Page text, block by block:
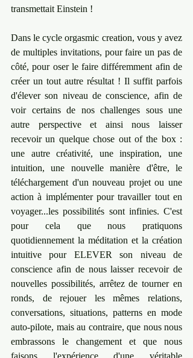
transmettait Einstein !
Dans le cycle orgasmic creation, vous y avez
de multiples invitations, pour faire un pas de
côté, pour oser le faire différemment afin de
créer un tout autre résultat ! Il suffit parfois
d'élever son niveau de conscience, afin de
voir certains de nos challenges sous une
autre perspective et ainsi nous laisser
recevoir un quelque chose out of the box :
une autre créativité, une inspiration, une
intuition, une nouvelle manière d'être, le
téléchargement d'un nouveau projet ou une
action à implémenter pour travailler tout en
voyager...les possibilités sont infinies. C'est
pour cela que nous pratiquons
quotidiennement la méditation et la création
intuitive pour ELEVER son niveau de
conscience afin de nous laisser recevoir de
nouvelles possibilités, arrêtez de tourner en
ronds, de rejouer les mêmes relations,
conversations, situations, patterns en mode
auto-pilote, mais au contraire, que nous nous
embrassons le changement et que nous
faisons l'expérience d'une véritable